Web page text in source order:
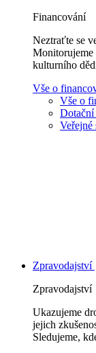
Financování
Neztraťte se
Monitorujeme
kulturního
Vše o
Vše o
Veřejné
Zpravodajství
Zpravodajství
Ukazujeme
jejich
Sledujeme,